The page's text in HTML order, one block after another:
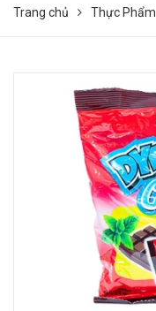
Trang chủ Thực Phẩm